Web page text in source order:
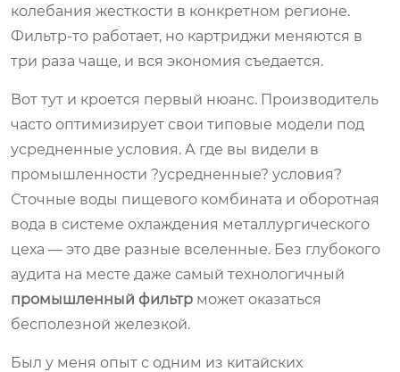
колебания жесткости в конкретном регионе.
Фильтр-то работает, но картриджи меняются в
три раза чаще, и вся экономия съедается.
Вот тут и кроется первый нюанс. Производитель
часто оптимизирует свои типовые модели под
усредненные условия. А где вы видели в
промышленности ?усредненные? условия?
Сточные воды пищевого комбината и оборотная
вода в системе охлаждения металлургического
цеха — это две разные вселенные. Без глубокого
аудита на месте даже самый технологичный
промышленный фильтр может оказаться
бесполезной железкой.
Был у меня опыт с одним из китайских